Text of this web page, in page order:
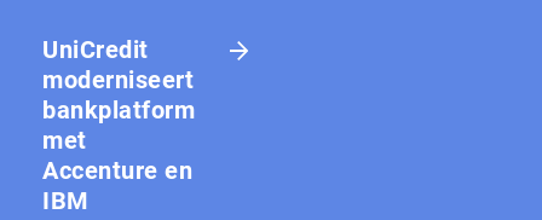
UniCredit
moderniseert
bankplatform
met
Accenture en
IBM